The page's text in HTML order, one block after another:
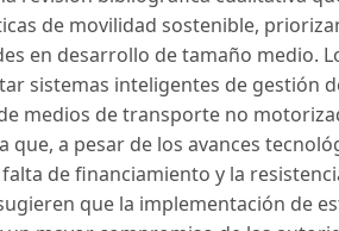
de movilidad sostenible,
en desarrollo de tamaño medio.
sistemas inteligentes de gestión
medios de transporte no
que, a pesar de los avances
de financiamiento y la
que la implementación de